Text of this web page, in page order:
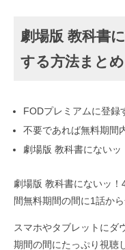
劇場版 教科書
する方法まとめ
FODプレミアムに登録
不要であれば無料期間
劇場版 教科書にない
劇場版 教科書にないッ
間無料期間の間に1話か
スマホやタブレットにダ
期間の間にたっぷり視聴